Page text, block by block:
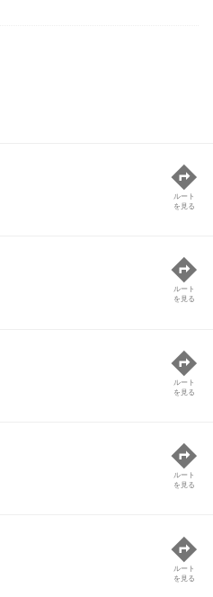
ルート
を見る
ルート
を見る
ルート
を見る
ルート
を見る
ルート
を見る